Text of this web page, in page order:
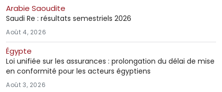
Arabie Saoudite
Saudi Re : résultats semestriels 2026
Août 4, 2026
Égypte
Loi unifiée sur les assurances : prolongation du délai de mise
en conformité pour les acteurs égyptiens
Août 3, 2026